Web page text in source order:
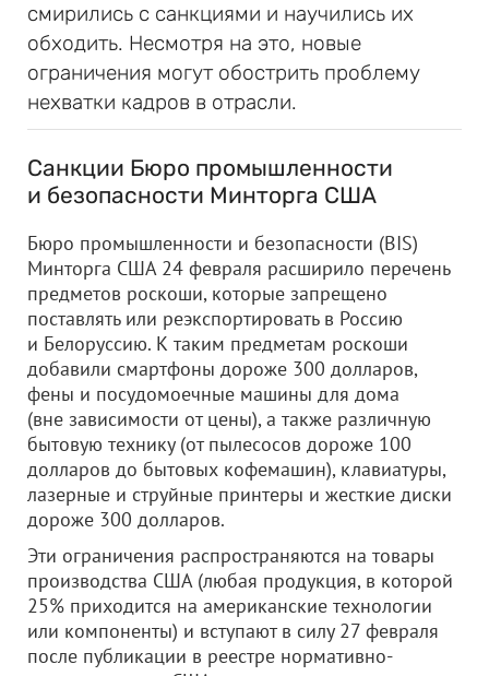
смирились с санкциями и научились их
обходить. Несмотря на это, новые
ограничения могут обострить проблему
нехватки кадров в отрасли.
Санкции Бюро промышленности
и безопасности Минторга США
Бюро промышленности и безопасности (BIS)
Минторга США 24 февраля расширило перечень
предметов роскоши, которые запрещено
поставлять или реэкспортировать в Россию
и Белоруссию. К таким предметам роскоши
добавили смартфоны дороже 300 долларов,
фены и посудомоечные машины для дома
(вне зависимости от цены), а также различную
бытовую технику (от пылесосов дороже 100
долларов до бытовых кофемашин), клавиатуры,
лазерные и струйные принтеры и жесткие диски
дороже 300 долларов.
Эти ограничения распространяются на товары
производства США (любая продукция, в которой
25% приходится на американские технологии
или компоненты) и вступают в силу 27 февраля
после публикации в реестре нормативно-